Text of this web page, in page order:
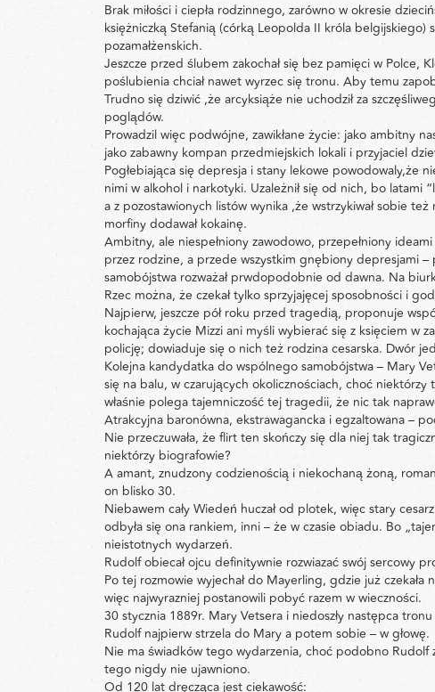
Brak miłości i ciepła rodzinnego, zarówno w okresie
księżniczką Stefanią (córką Leopolda II króla belgijskiego)
pozamałżenskich.
Jeszcze przed ślubem zakochał się bez pamięci w Polce,
poślubienia chciał nawet wyrzec się tronu. Aby temu
Trudno się dziwić ,że arcyksiąże nie uchodził za
poglądów.
Prowadzil więc podwójne, zawikłane życie: jako ambitny
jako zabawny kompan przedmiejskich lokali i przyjaciel
Pogłebiająca się depresja i stany lekowe powodowaly,że
nimi w alkohol i narkotyki. Uzależnił się od nich, bo latami
a z pozostawionych listów wynika ,że wstrzykiwał sobie
morfiny dodawał kokainę.
Ambitny, ale niespełniony zawodowo, przepełniony
przez rodzine, a przede wszystkim gnębiony depresjami
samobójstwa rozważał prwdopodobnie od dawna. Na
Rzec można, że czekał tylko sprzyjajęcej sposobności i
Najpierw, jeszcze pół roku przed tragedią, proponuje
kochająca życie Mizzi ani myśli wybierać się z księciem w
policję; dowiaduje się o nich też rodzina cesarska. Dwór
Kolejna kandydatka do wspólnego samobójstwa – Mary
się na balu, w czarujących okolicznościach, choć
właśnie polega tajemniczość tej tragedii, że nic tak
Atrakcyjna baronówna, ekstrawagancka i egzaltowana –
Nie przeczuwała, że flirt ten skończy się dla niej tak
niektórzy biografowie?
A amant, znudzony codzienością i niekochaną żoną,
on blisko 30.
Niebawem cały Wiedeń huczał od plotek, więc stary
odbyła się ona rankiem, inni – że w czasie obiadu. Bo
nieistotnych wydarzeń.
Rudolf obiecał ojcu definitywnie rozwiazać swój sercowy
Po tej rozmowie wyjechał do Mayerling, gdzie już
więc najwyrazniej postanowili pobyć razem w wieczności.
30 stycznia 1889r. Mary Vetsera i niedoszły następca
Rudolf najpierw strzela do Mary a potem sobie – w głowę.
Nie ma świadków tego wydarzenia, choć podobno Rudolf
tego nigdy nie ujawniono.
Od 120 lat dręcząca jest ciekawość: